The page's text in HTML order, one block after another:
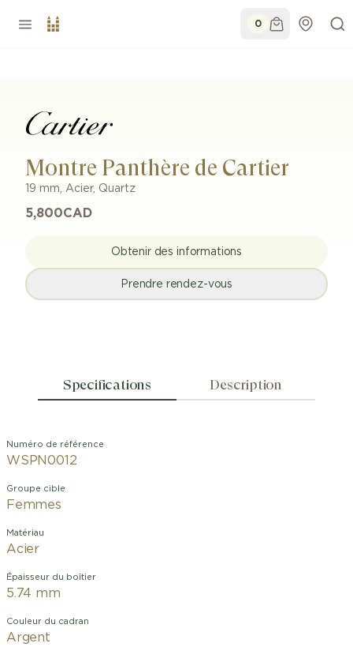
0
Montre Panthère de Cartier
19 mm, Acier, Quartz
5,800CAD
Obtenir des informations
Prendre rendez-vous
Specifications Description
Numéro de référence
WSPN0012
Groupe cible
Femmes
Matériau
Acier
Épaisseur du boîtier
5.74 mm
Couleur du cadran
Argent